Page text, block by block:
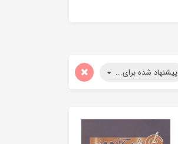
پیشنهاد شده برای...